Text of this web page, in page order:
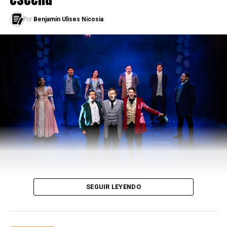
constituyentes del mundo están impulsados por una
desnaturalización de lo cotidiano. Tal vez sea esa
tendencia del personaje (o de López…) a montar cada
suceso en un escenario de virginidad y de estreno lo que
fastidia a más de un lector. Esa sensación de origen de
universo, de inauguración constante de las cosas genera
una expectativa mayor por los relatos que López crea: si
el protagonista se sorprende tanto, ¿por qué nosotres
no? ¿Qué hay en ese mundo no tan distinto al nuestro -
al menos en apariencia- que seduce y aterra al
protagonista? ¿Qué advierte del mundo que nosotres no
llegamos a percibir? Sisi unx logra pasar la barrera de lo
Es posible que la sensación de asombro latente sea la
Por Benjamín Ulises Nicosia
SEGUIR LEYENDO